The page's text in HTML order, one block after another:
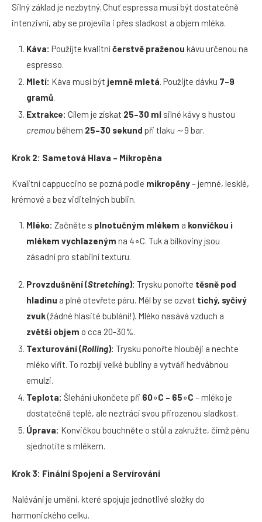
Silný základ je nezbytný. Chuť espressa musí být dostatečně
intenzivní, aby se projevila i přes sladkost a objem mléka.
Káva: Použijte kvalitníčerstvě praženou kávu určenou na
espresso.
Mletí: Káva musí být jemně mletá. Použijte dávku 7–9
gramů.
Extrakce: Cílem je získat 25–30 ml silné kávy s hustou
cremouběhem 25–30 sekund při tlaku ∼9 bar.
Krok 2: Sametová Hlava – Mikropěna
Kvalitní cappuccino se pozná podle mikropěny– jemné, lesklé,
krémové a bez viditelných bublin.
Mléko: Začněte s plnotučným mlékem a konvičkou i
mlékem vychlazeným na 4∘C. Tuk a bílkoviny jsou
zásadní pro stabilní texturu.
Provzdušnění (Stretching): Trysku ponořte těsně pod
hladinu a plně otevřete páru. Měl by se ozvat tichý, syčivý
zvuk(žádné hlasité bublání!). Mléko nasává vzduch a
zvětší objem o cca 20-30%.
Texturování (Rolling): Trysku ponořte hlouběji a nechte
mléko vířit. To rozbíjí velké bubliny a vytváří hedvábnou
emulzi.
Teplota: Šlehání ukončete při 60∘C – 65∘C – mléko je
dostatečně teplé, ale neztrácí svou přirozenou sladkost.
Úprava: Konvičkou bouchněte o stůl a zakružte, čímž pěnu
sjednotíte s mlékem.
Krok 3: Finální Spojení a Servírování
Nalévání je umění, které spojuje jednotlivé složky do
harmonického celku.